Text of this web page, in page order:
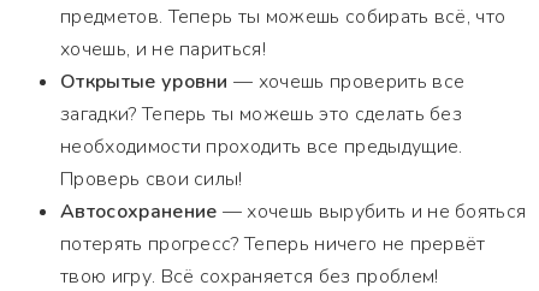
предметов. Теперь ты можешь собирать всё, что
хочешь, и не париться!
Открытые уровни — хочешь проверить все
загадки? Теперь ты можешь это сделать без
необходимости проходить все предыдущие.
Проверь свои силы!
Автосохранение — хочешь вырубить и не бояться
потерять прогресс? Теперь ничего не прервёт
твою игру. Всё сохраняется без проблем!